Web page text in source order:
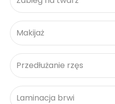
Makijaż
Przedłużanie rzęs
Laminacja brwi